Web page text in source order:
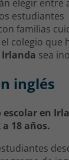
elegir entre
estudiantes
familias
colegio que
Irlanda sea
inglés
en
18 años.